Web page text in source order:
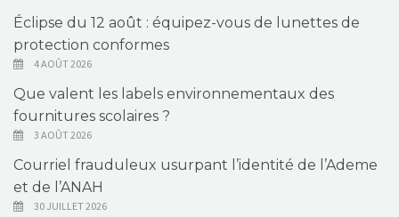
Éclipse du 12 août : équipez-vous de lunettes de
protection conformes
4 AOÛT 2026
Que valent les labels environnementaux des
fournitures scolaires ?
3 AOÛT 2026
Courriel frauduleux usurpant l’identité de l’Ademe
et de l’ANAH
30 JUILLET 2026